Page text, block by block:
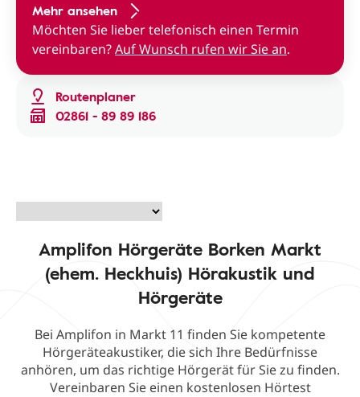
Routenplaner
02861 - 89 89 186
Mehr ansehen
Möchten Sie lieber telefonisch einen Termin
vereinbaren?Auf Wunsch rufen wir Sie an.
Amplifon Hörgeräte Borken Markt
(ehem. Heckhuis) Hörakustik und
Hörgeräte
Bei Amplifon in Markt 11 finden Sie kompetente
Hörgeräteakustiker, die sich Ihre Bedürfnisse
anhören, um das richtige Hörgerät für Sie zu finden.
Vereinbaren Sie einen kostenlosen Hörtest